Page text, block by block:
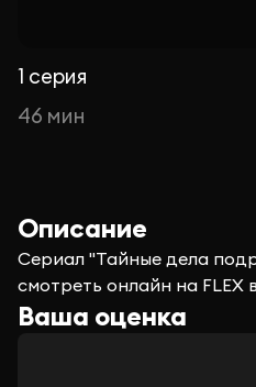
1 серия
46 мин
Описание
Сериал "Тайные дела
смотреть онлайн на FLEX
Ваша оценка